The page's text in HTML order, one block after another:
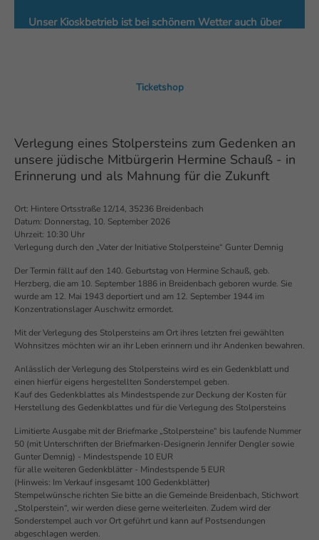
Unser Kioskbetrieb ist bei schönem Wetter auch über
Ticketshop
Verlegung eines Stolpersteins zum Gedenken an
unsere jüdische Mitbürgerin Hermine Schauß - in
Erinnerung und als Mahnung für die Zukunft
Ort: Hintere Ortsstraße 12/14, 35236 Breidenbach
Datum: Donnerstag, 10. September 2026
Uhrzeit: 10:30 Uhr
Verlegung durch den „Vater der Initiative Stolpersteine“ Gunter Demnig
Der Termin fällt auf den 140. Geburtstag von Hermine Schauß, geb.
Herzberg, die am 10. September 1886 in Breidenbach geboren wurde. Sie
wurde am 12. Mai 1943 deportiert und am 12. September 1944 im
Konzentrationslager Auschwitz ermordet.
Mit der Verlegung des Stolpersteins am Ort ihres letzten frei gewählten
Wohnsitzes möchten wir an ihr Leben erinnern und ihr Andenken bewahren.
Anlässlich der Verlegung des Stolpersteins wird es ein Gedenkblatt und
einen hierfür eigens hergestellten Sonderstempel geben.
Kauf des Gedenkblattes als Mindestspende zur Deckung der Kosten für
Herstellung des Gedenkblattes und für die Verlegung des Stolpersteins
Limitierte Ausgabe mit der Briefmarke „Stolpersteine“ bis laufende Nummer
50 (mit Unterschriften der Briefmarken-Designerin Jennifer Dengler sowie
Gunter Demnig) - Mindestspende 10 EUR
für alle weiteren Gedenkblätter - Mindestspende 5 EUR
(Hinweis: Im Verkauf insgesamt 100 Gedenkblätter)
Stempelwünsche richten Sie bitte an die Gemeinde Breidenbach, Stichwort
„Stolperstein“, wir werden diese gerne weiterleiten. Zudem wird der
Sonderstempel auch vor Ort geführt und kann auf Postsendungen
abgeschlagen werden.